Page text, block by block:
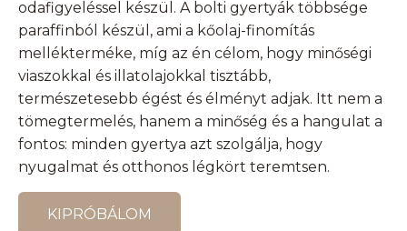
odafigyeléssel készül. A bolti gyertyák többsége
paraffinból készül, ami a kőolaj-finomítás
mellékterméke, míg az én célom, hogy minőségi
viaszokkal és illatolajokkal tisztább,
természetesebb égést és élményt adjak. Itt nem a
tömegtermelés, hanem a minőség és a hangulat a
fontos: minden gyertya azt szolgálja, hogy
nyugalmat és otthonos légkört teremtsen.
KIPRÓBÁLOM